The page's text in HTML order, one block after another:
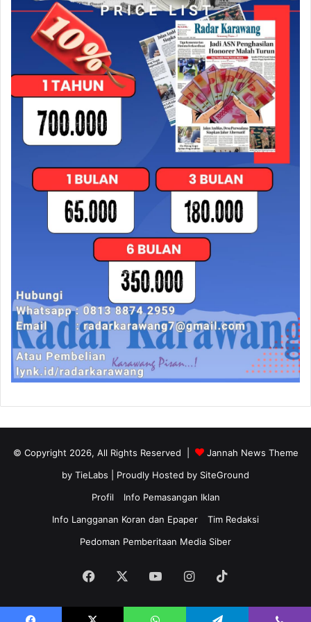
© Copyright 2026, All Rights Reserved |
Jannah News Theme
by TieLabs | Proudly Hosted by SiteGround
Profil
Info Pemasangan Iklan
Info Langganan Koran dan Epaper
Tim Redaksi
Pedoman Pemberitaan Media Siber
Facebook YouTubeInstagram